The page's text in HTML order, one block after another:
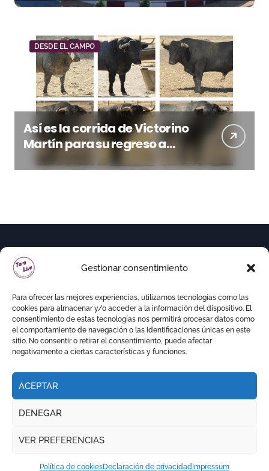
Gestionar consentimiento
Para ofrecer las mejores experiencias, utilizamos tecnologías como las
cookies para almacenar y/o acceder a la información del dispositivo. El
consentimiento de estas tecnologías nos permitirá procesar datos como
el comportamiento de navegación o las identificaciones únicas en este
sitio. No consentir o retirar el consentimiento, puede afectar
negativamente a ciertas características y funciones.
ACEPTAR
DENEGAR
VER PREFERENCIAS
Política de cookiesDeclaración de privacidad Impressum
DESDE EL CAMPO
Así es la corrida de Victorino
Martín para su regreso a
Huesca trece años después
(Imágenes)
Copyright © Todos los derechos reservados
EL PODCAST DE TOROLIVE